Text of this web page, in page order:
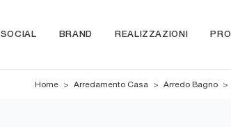
SOCIAL BRAND REALIZZAZIONI
Home > Arredamento Casa > Arredo Bagno >